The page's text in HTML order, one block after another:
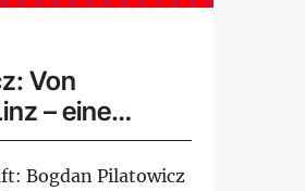
Von
– eine
Bogdan Pilatowicz